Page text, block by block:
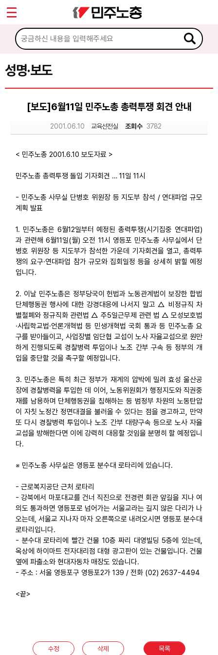
성명·보도
[보도]6월11일 민주노총 총력투쟁 회견 안내
2001.06.10 교육선전실 조회수 3782
< 민주노총 2001.6.10 보도자료 >
민주노총 총력투쟁 돌입 기자회견 … 11일 11시
- 민주노총 사무실 단병호 위원장 등 지도부 참석 / 연대파업 규모
계획 발표
1. 민주노총은 6월12일부터 예정된 총력투쟁(시기집중 연대파업)
과 관련해 6월11일(월) 오전 11시 영등포 민주노총 사무실에서 단
병호 위원장 등 지도부가 참석한 가운데 기자회견을 열고, 총력투
쟁의 요구·연대파업 참가 규모와 집회일정 등을 상세히 밝힐 예정
입니다.
2. 이날 민주노총은 정부당국이 헌법과 노동관계법이 보장한 합법
단체행동권 행사에 대한 강경대응에 나서지 말고 △ 비정규직 차
별철폐와 정규직화 관련법 △ 주5일근무제 관련 법 △ 모성보호법
·사립학교법·언론개혁법 등 민생개혁법 국회 통과 등 민주노총 요
구를 받아들이고, 사업장별 임단협 교섭이 노사 자율교섭으로 원만
하게 진행되도록 경찰병력 투입이나 노조 간부 구속 등 정부의 개
입을 중단할 것을 촉구할 예정입니다.
3. 민주노총은 특히 최근 정부가 재계의 압박에 밀려 효성 울산공
장에 경찰병력을 투입한 데 이어, 노동위원회가 행정지도와 직권중
재를 남용하며 단체행동권을 침해하는 등 범정부 차원의 노동탄압
이 자칫 노정간 정면대결을 불러올 수 있다는 점을 경고하고, 만약
또 다시 경찰병력 투입이나 노조 간부 대량구속 등으로 노사 자율
교섭을 방해한다면 이에 강력히 대응할 것임을 분명히 할 예정입니
다.
※ 민주노총 사무실은 영등포 분수대 로타리에 있습니다.
- 근로복지공단 근처 로타리
- 강북에서 마포대교를 건너 직진으로 전경련 회관 앞길을 지나 여
의도 통과하면 영등포로 넘어가는 서울교라는 길지 않은 다리가 나
오는데, 서울교 지나자 마자 오른쪽으로 내려오시면 영등포 분수대
로타리입니다.
- 분수대 로타리에 빨간 건물 10층 짜리 대영빌딩 5층에 있는데,
옥상에 하이마트 전자대리점 대형 광고판이 있는 건물입니다. 건물
옆에 파출소와 현대자동차 매장도 있습니다.
- 주소 : 서울 영등포구 영등포2가 139 / 전화 (02) 2637-4494
<끝>
수정 삭제 목록
마이페이지
소개
소식
공지사항
성명·보도
노동상담
부설기관
업무
Sketchbook5, 스케치북5
Sketchbook5, 스케치북5